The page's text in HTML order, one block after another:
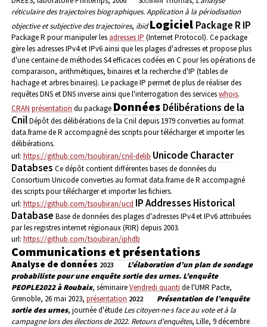
réticulaire des trajectoires biographiques. Application à la périodisation
objective et subjective des trajectoires, ibid Logiciel Package R IP
Package R pour manipuler les adresses IP (Internet Protocol). Ce package
gère les adresses IPv4 et IPv6 ainsi que les plages d'adresses et propose plus
d'une centaine de méthodes S4 efficaces codées en C pour les opérations de
comparaison, arithmétiques, binaires et la recherche d'IP (tables de
hachage et arbres binaires). Le package IP permet de plus de réaliser des
requêtes DNS et DNS inverse ainsi que l'interrogation des serviceswhois.
CRAN présentation du package Données Délibérations de la
CnilDépôt des délibérations de la Cnil depuis 1979 converties au format
data.frame de R accompagné des scripts pour télécharger et importer les
délibérations.
url: https://github.com/tsoubiran/cnil-delib Unicode Character
Databses Ce dépôt contient différentes bases de données du
Consortium Unicode converties au format data.frame de R accompagné
des scripts pour télécharger et importer les fichiers.
url: https://github.com/tsoubiran/ucd IP Addresses Historical
Database Base de données des plages d'adresses IPv4 et IPv6 attribuées
par les registres internet régionaux (RIR) depuis 2003.
url: https://github.com/tsoubiran/iphdb
Communications et présentations
Analyse de données 2023
L’élaboration d’un plan de sondage
probabiliste pour une enquête sortie des urnes. L’enquête
PEOPLE2022 à Roubaix, séminaireVendredi quanti de l'UMR Pacte,
Grenoble, 26 mai 2023, présentation 2022
Présentation de l’enquête
sortie des urnes, journée d'étude Les citoyen·ne·s face au vote et à la
campagne lors des élections de 2022. Retours d'enquêtes, Lille, 9 décembre